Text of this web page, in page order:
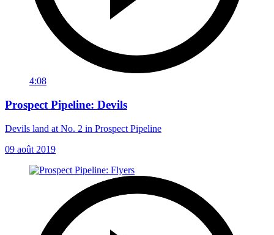
4:08
Prospect Pipeline: Devils
Devils land at No. 2 in Prospect Pipeline
09 août 2019